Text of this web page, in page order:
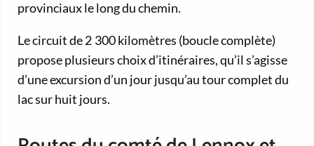
provinciaux le long du chemin.
Le circuit de 2 300 kilomètres (boucle complète)
propose plusieurs choix d’itinéraires, qu’il s’agisse
d’une excursion d’un jour jusqu’au tour complet du
lac sur huit jours.